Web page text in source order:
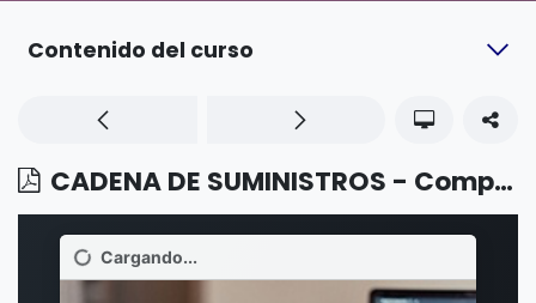
Contenido del curso
CADENA DE SUMINISTROS - Compras - Reglas de reordenamiento temporales